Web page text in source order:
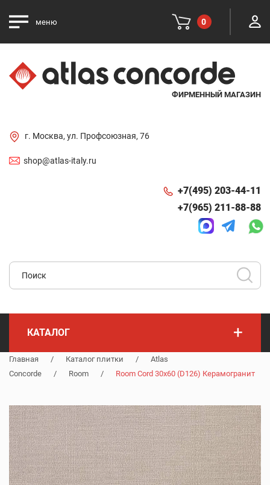
меню 0
ФИРМЕННЫЙ МАГАЗИН
г. Москва, ул. Профсоюзная, 76
shop@atlas-italy.ru
+7(495) 203-44-11
+7(965) 211-88-88
КАТАЛОГ +
Главная / Каталог плитки /
Atlas
Concorde
/ Room / Room Cord 30x60 (D126) Керамогранит